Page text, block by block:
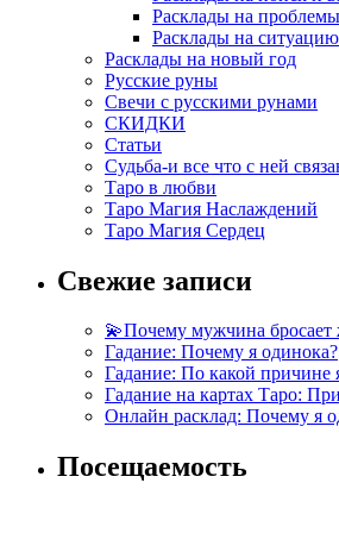
Расклады на
Расклады на
Расклады на новый год
Русские руны
Свечи с русскими рунами
СКИДКИ
Статьи
Судьба-и все что с ней
Таро в любви
Таро Магия Наслаждений
Таро Магия Сердец
Свежие записи
💫Почему мужчина
Гадание: Почему я одинока?
Гадание: По какой причине
Гадание на картах Таро:
Онлайн расклад: Почему я
Посещаемость